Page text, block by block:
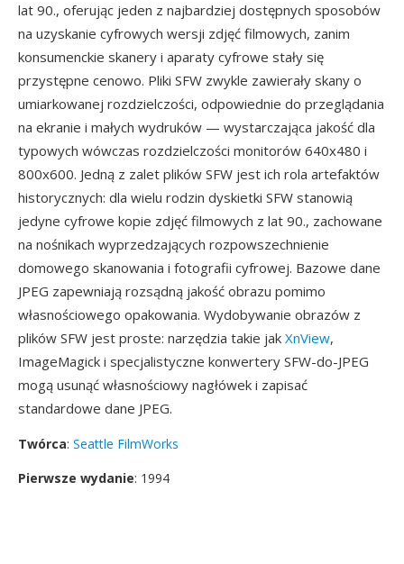
lat 90., oferując jeden z najbardziej dostępnych sposobów
na uzyskanie cyfrowych wersji zdjęć filmowych, zanim
konsumenckie skanery i aparaty cyfrowe stały się
przystępne cenowo. Pliki SFW zwykle zawierały skany o
umiarkowanej rozdzielczości, odpowiednie do przeglądania
na ekranie i małych wydruków — wystarczająca jakość dla
typowych wówczas rozdzielczości monitorów 640x480 i
800x600. Jedną z zalet plików SFW jest ich rola artefaktów
historycznych: dla wielu rodzin dyskietki SFW stanowią
jedyne cyfrowe kopie zdjęć filmowych z lat 90., zachowane
na nośnikach wyprzedzających rozpowszechnienie
domowego skanowania i fotografii cyfrowej. Bazowe dane
JPEG zapewniają rozsądną jakość obrazu pomimo
własnościowego opakowania. Wydobywanie obrazów z
plików SFW jest proste: narzędzia takie jak XnView,
ImageMagick i specjalistyczne konwertery SFW-do-JPEG
mogą usunąć własnościowy nagłówek i zapisać
standardowe dane JPEG.
Twórca: Seattle FilmWorks
Pierwsze wydanie: 1994